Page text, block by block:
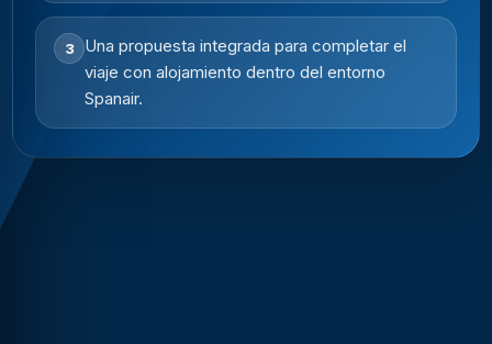
3
Una propuesta integrada para completar el
viaje con alojamiento dentro del entorno
Spanair.